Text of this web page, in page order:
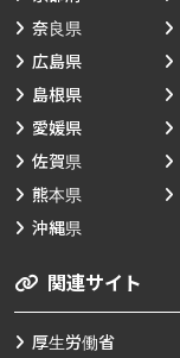
奈良県
広島県
島根県
愛媛県
佐賀県
熊本県
沖縄県
関連サイト
厚生労働省